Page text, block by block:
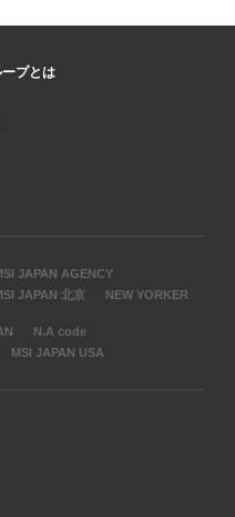
プとは
JAPAN AGENCY
JAPAN 北京 NEW YORKER
N.A code
MSI JAPAN USA